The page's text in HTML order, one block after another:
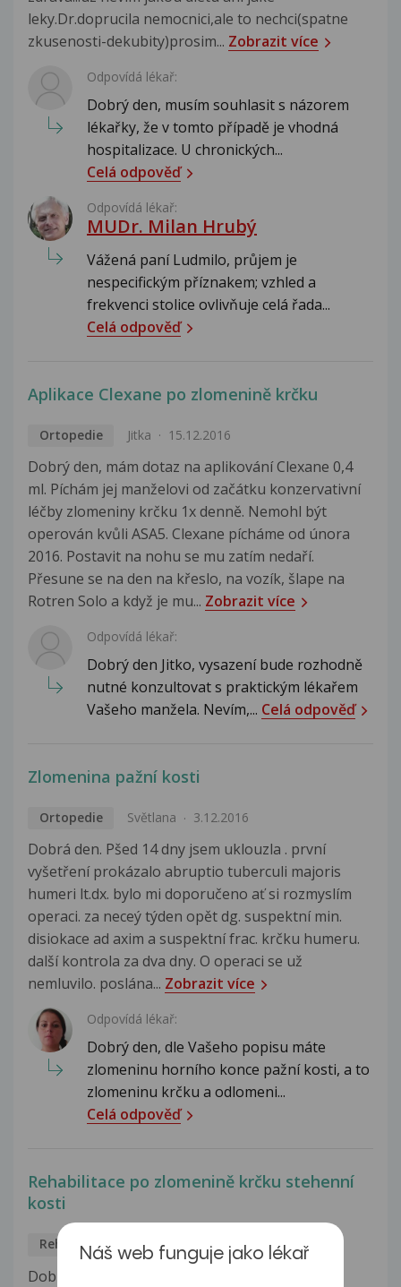
leky.Dr.doprucila nemocnici,ale to nechci(spatne
zkusenosti-dekubity)prosim... Zobrazit více
Odpovídá lékař:
Dobrý den, musím souhlasit s názorem
lékařky, že v tomto případě je vhodná
hospitalizace. U chronických...
Celá odpověď
Odpovídá lékař:
MUDr. Milan Hrubý
Vážená paní Ludmilo, průjem je
nespecifickým příznakem; vzhled a
frekvenci stolice ovlivňuje celá řada...
Celá odpověď
Aplikace Clexane po zlomenině krčku
Ortopedie Jitka 15.12.2016
Dobrý den, mám dotaz na aplikování Clexane 0,4
ml. Píchám jej manželovi od začátku konzervativní
léčby zlomeniny krčku 1x denně. Nemohl být
operován kvůli ASA5. Clexane pícháme od února
2016. Postavit na nohu se mu zatím nedaří.
Přesune se na den na křeslo, na vozík, šlape na
Rotren Solo a když je mu... Zobrazit více
Odpovídá lékař:
Dobrý den Jitko, vysazení bude rozhodně
nutné konzultovat s praktickým lékařem
Vašeho manžela. Nevím,... Celá odpověď
Zlomenina pažní kosti
Ortopedie Světlana 3.12.2016
Dobrá den. Pšed 14 dny jsem uklouzla . první
vyšetření prokázalo abruptio tuberculi majoris
humeri lt.dx. bylo mi doporučeno ať si rozmyslím
operaci. za neceý týden opět dg. suspektní min.
disiokace ad axim a suspektní frac. krčku humeru.
další kontrola za dva dny. O operaci se už
nemluvilo. poslána... Zobrazit více
Odpovídá lékař:
Dobrý den, dle Vašeho popisu máte
zlomeninu horního konce pažní kosti, a to
zlomeninu krčku a odlomeni...
Celá odpověď
Rehabilitace po zlomenině krčku stehenní
kosti
Rehabilitace Marta 16.10.2016
Dobrý den,maminka (76 let)je sedmý týden v
Náš web funguje jako lékař